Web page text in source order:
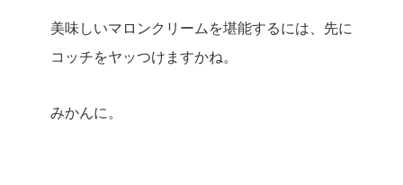
美味しいマロンクリームを堪能するには、先に
コッチをヤッつけますかね。
みかんに。